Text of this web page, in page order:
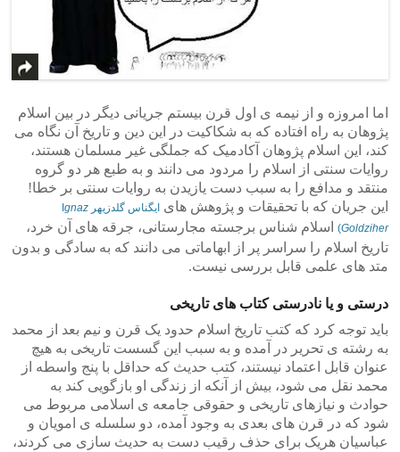
اما امروزه و از نیمه ی اول قرن بیستم جریانی دیگر در بین اسلام
پژوهان به راه افتاده که به شکاکیت در این دین و تاریخ آن نگاه می
کند، این اسلام پژوهان آکادمیک که جملگی غیر مسلمان هستند،
روایات سنتی از اسلام را مردود می دانند و به طبع هر دو گروه
منتقد و مدافع را به سبب دست یازیدن به روایات سنتی بر خطا!
این جریان که با تحقیقات و پژوهش های ایگناس گلدزیهر I gnaz
Goldziher
)
اسلام شناس برجسته مجارستانی، جرقه های آن خرد،
تاریخ اسلام را سراسر پر از ابهاماتی می دانند که به سادگی و بدون
متد های علمی قابل بررسی نیست.
درستی و یا نادرستی کتاب های تاریخی
باید توجه کرد که کتب تاریخ اسلام حدود یک قرن و نیم بعد از محمد
به رشته ی تحریر در آمده و به سبب این گسست تاریخی به هیچ
عنوان قابل اعتماد نیستند، کتب حدیث که حداقل با پنج واسطه از
محمد نقل می شود، بیش از آنکه از زندگی او بازگویی کند به
حوادث و نیازهای تاریخی و حقوقی جامعه ی اسلامی مربوط می
شود که در قرن های بعدی به وجود آمده، دو سلسله ی امویان و
عباسیان هریک برای حذف رقیب دست به حدیث سازی می کردند،